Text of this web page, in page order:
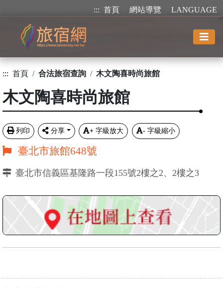
::: 首頁 網站導覽 LANGUAGE
::: 首頁 合法旅宿查詢 木文陶喜時尚旅館
木文陶喜時尚旅館
列印 分享 + 字級放大 - 字級縮小
臺北市旅館648號
臺北市信義區基隆路一段155號2樓之2、2樓之3